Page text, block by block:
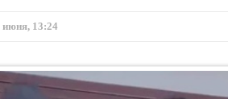
июня, 13:24